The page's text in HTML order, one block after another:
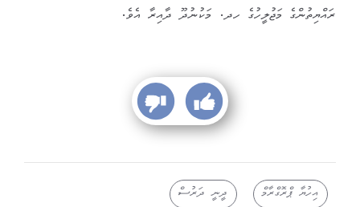
ރައްޔިތުންގެ މަޖުލީހުގެ ހދ. މަކުނުދޫ ދާއިރާ އެވެ.
އިހުޔާ ޕްރޮގްރާމް ދީނީ ދަރުސް